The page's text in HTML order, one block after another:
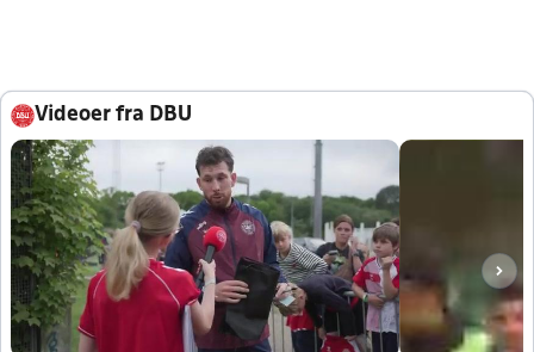
Videoer fra DBU